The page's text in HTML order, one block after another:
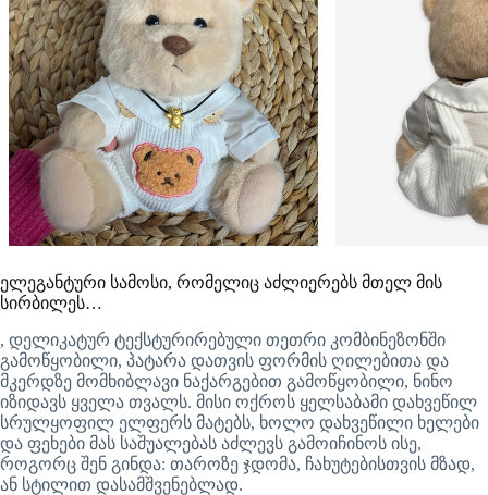
ელეგანტური სამოსი, რომელიც აძლიერებს მთელ მის
სირბილეს…
, დელიკატურ ტექსტურირებული თეთრი კომბინეზონში
გამოწყობილი, პატარა დათვის ფორმის ღილებითა და
მკერდზე მომხიბლავი ნაქარგებით გამოწყობილი, ნინო
იზიდავს ყველა თვალს. მისი ოქროს ყელსაბამი დახვეწილ
სრულყოფილ ელფერს მატებს, ხოლო დახვეწილი ხელები
და ფეხები მას საშუალებას აძლევს გამოიჩინოს ისე,
როგორც შენ გინდა: თაროზე ჯდომა, ჩახუტებისთვის მზად,
ან სტილით დასამშვენებლად.